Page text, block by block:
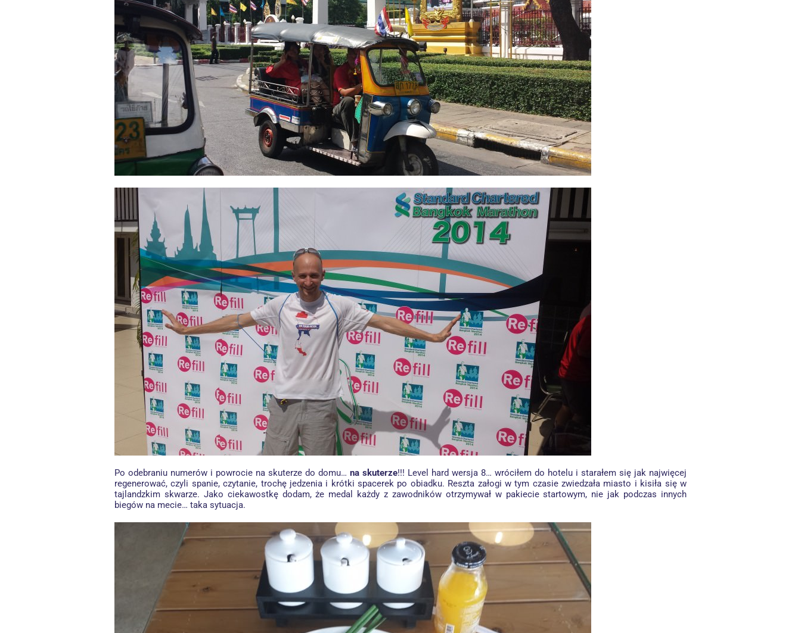
Po odebraniu numerów i powrocie na skuterze do domu… na skuterze!!! Level hard wersja 8… wróciłem do hotelu i starałem się jak najwięcej
regenerować, czyli spanie, czytanie, trochę jedzenia i krótki spacerek po obiadku. Reszta załogi w tym czasie zwiedzała miasto i kisiła się w
tajlandzkim skwarze. Jako ciekawostkę dodam, że medal każdy z zawodników otrzymywał w pakiecie startowym, nie jak podczas innych
biegów na mecie… taka sytuacja.